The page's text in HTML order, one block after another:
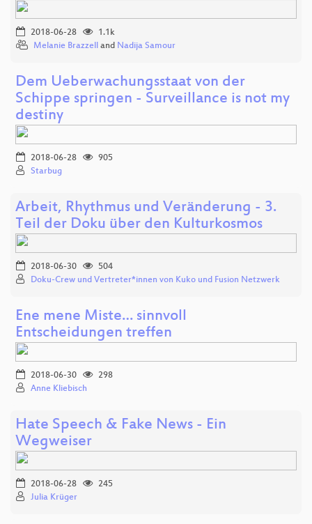
2018-06-28
1.1k
Melanie Brazzell and Nadija Samour
Dem Ueberwachungsstaat von der
Schippe springen - Surveillance is not my
destiny
2018-06-28
905
Starbug
Arbeit, Rhythmus und Veränderung - 3.
Teil der Doku über den Kulturkosmos
2018-06-30
504
Doku-Crew und Vertreter*innen von Kuko und Fusion Netzwerk
Ene mene Miste… sinnvoll
Entscheidungen treffen
2018-06-30
298
Anne Kliebisch
Hate Speech & Fake News - Ein
Wegweiser
2018-06-28
245
Julia Krüger